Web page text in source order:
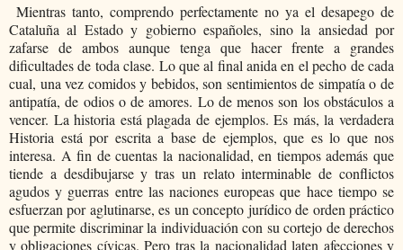
Mientras tanto, comprendo perfectamente no ya el desapego de
Cataluña al Estado y gobierno españoles, sino la ansiedad por
zafarse de ambos aunque tenga que hacer frente a grandes
dificultades de toda clase. Lo que al final anida en el pecho de cada
cual, una vez comidos y bebidos, son sentimientos de simpatía o de
antipatía, de odios o de amores. Lo de menos son los obstáculos a
vencer. La historia está plagada de ejemplos. Es más, la verdadera
Historia está por escrita a base de ejem­plos, que es lo que nos
interesa. A fin de cuentas la nacionali­dad, en tiempos además que
tiende a desdibujarse y tras un re­lato interminable de conflictos
agudos y guerras entre las na­ciones europeas que hace tiempo se
esfuerzan por aglutinarse, es un concepto jurídico de orden práctico
que permite discri­minar la individuación con su cortejo de derechos
y obligacio­nes cívicas. Pero tras la nacionalidad laten afecciones y